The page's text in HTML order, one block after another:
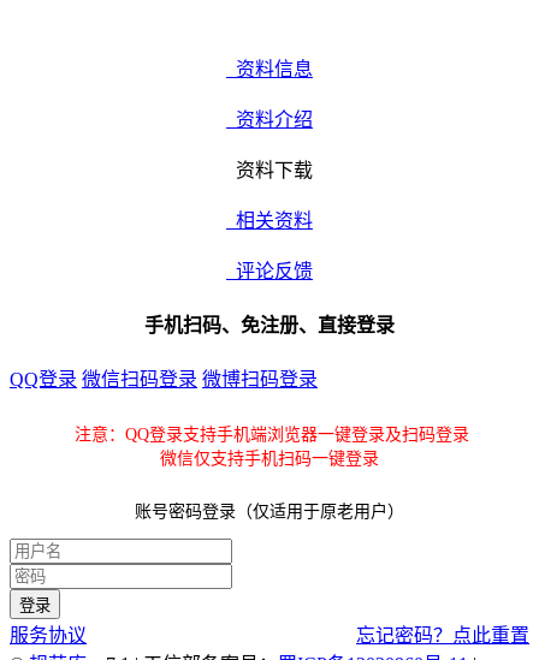
资料信息
资料介绍
资料下载
相关资料
评论反馈
手机扫码、免注册、直接登录
QQ登录 微信扫码登录 微博扫码登录
注意：QQ登录支持手机端浏览器一键登录及扫码登录
微信仅支持手机扫码一键登录
账号密码登录（仅适用于原老用户）
服务协议
忘记密码？点此重置